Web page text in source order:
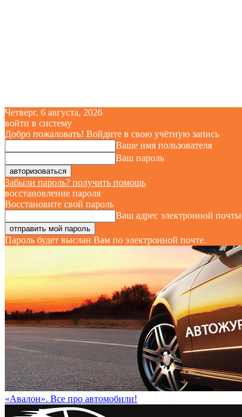
Четверг, 6 августа, 2026
войти в систему
Добро пожаловать! Войдите в свою учётную запись
Ваше имя пользователя
Ваш пароль
Забыли пароль? получить помощь
восстановление пароля
Восстановите свой пароль
Ваш адрес электронной почты
Пароль будет выслан Вам по электронной почте.
«Авалон». Все про автомобили!